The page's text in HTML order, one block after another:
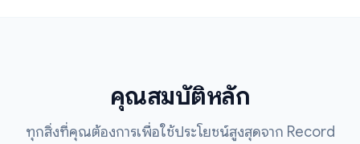
คุณสมบัติหลัก
ทุกสิ่งที่คุณต้องการเพื่อใช้ประโยชน์สูงสุดจาก Record